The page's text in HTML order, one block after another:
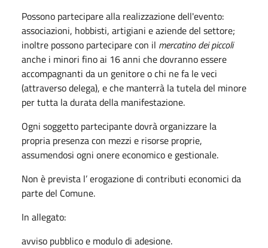
Possono partecipare alla realizzazione dell'evento:
associazioni, hobbisti, artigiani e aziende del settore;
inoltre possono partecipare con il mercatino dei piccoli
anche i minori fino ai 16 anni che dovranno essere
accompagnanti da un genitore o chi ne fa le veci
(attraverso delega), e che manterrà la tutela del minore
per tutta la durata della manifestazione.
Ogni soggetto partecipante dovrà organizzare la
propria presenza con mezzi e risorse proprie,
assumendosi ogni onere economico e gestionale.
Non è prevista l’ erogazione di contributi economici da
parte del Comune.
In allegato:
avviso pubblico e modulo di adesione.